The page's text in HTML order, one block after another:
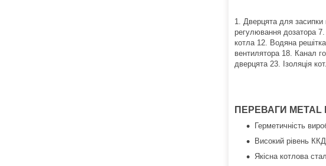
1. Дверцята для
регулювання дозатора
котла 12. Водяна
вентилятора 18. Канал
дверцята 23. Ізоляція
ПЕРЕВАГИ METAL
Герметичність
Високий рівень
Якісна котлова